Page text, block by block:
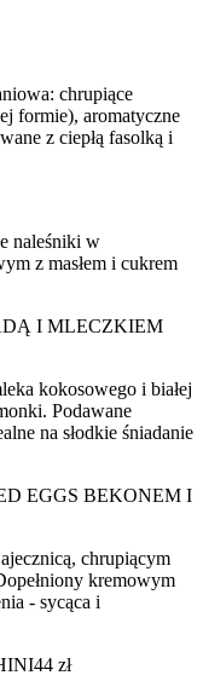
chrupiące
formie), aromatyczne
z ciepłą fasolką i
naleśniki w
z masłem i cukrem
I MLECZKIEM
kokosowego i białej
Podawane
na słodkie śniadanie
EGGS BEKONEM I
chrupiącym
kremowym
- sycąca i
44 zł